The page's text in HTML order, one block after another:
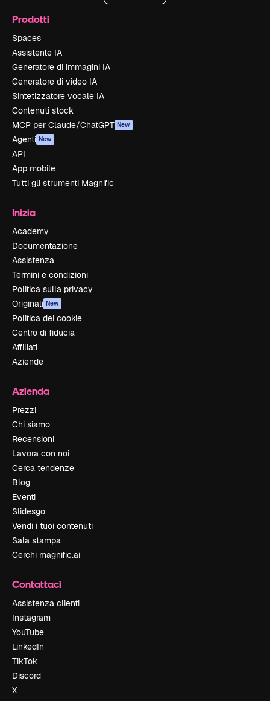
Prodotti
Spaces
Assistente IA
Generatore di immagini IA
Generatore di video IA
Sintetizzatore vocale IA
Contenuti stock
MCP per Claude/ChatGPT New
Agenti New
API
App mobile
Tutti gli strumenti Magnific
Inizia
Academy
Documentazione
Assistenza
Termini e condizioni
Politica sulla privacy
Originali New
Politica dei cookie
Centro di fiducia
Affiliati
Aziende
Azienda
Prezzi
Chi siamo
Recensioni
Lavora con noi
Cerca tendenze
Blog
Eventi
Slidesgo
Vendi i tuoi contenuti
Sala stampa
Cerchi magnific.ai
Contattaci
Assistenza clienti
Instagram
YouTube
LinkedIn
TikTok
Discord
X